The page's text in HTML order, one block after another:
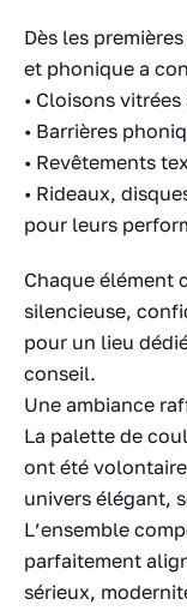
Dès les
et phonique a
• Cloisons
• Barrières
• Revêtements
• Rideaux,
pour leurs
Chaque élément
silencieuse,
pour un lieu
conseil.
Une ambiance
La palette de
ont été
univers élégant,
L’ensemble
parfaitement
sérieux,